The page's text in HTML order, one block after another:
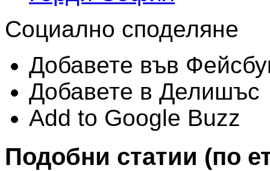
Социално споделяне
Добавете във
Добавете в Делишъс
Add to Google Buzz
Подобни статии (по